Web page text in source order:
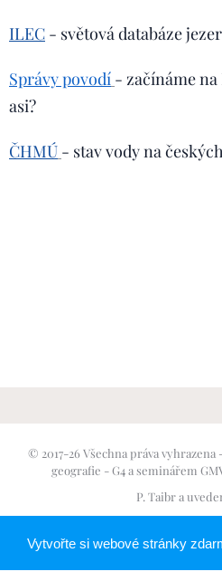
ILEC - světová databáze jezer
Správy povodí - začínáme
asi?
ČHMÚ - stav vody na
© 2017-26 Všechna práva
geografie - G4 a
P. Taibr a
Vytvořte si webové stránky